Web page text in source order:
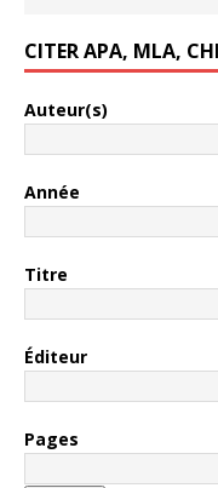
CITER APA, MLA,
Auteur(s)
Année
Titre
Éditeur
Pages